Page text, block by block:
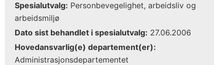
Spesialutvalg: Personbevegelighet, arbeidsliv og
arbeidsmiljø
Dato sist behandlet i spesialutvalg: 27.06.2006
Hovedansvarlig(e) departement(er):
Administrasjonsdepartementet